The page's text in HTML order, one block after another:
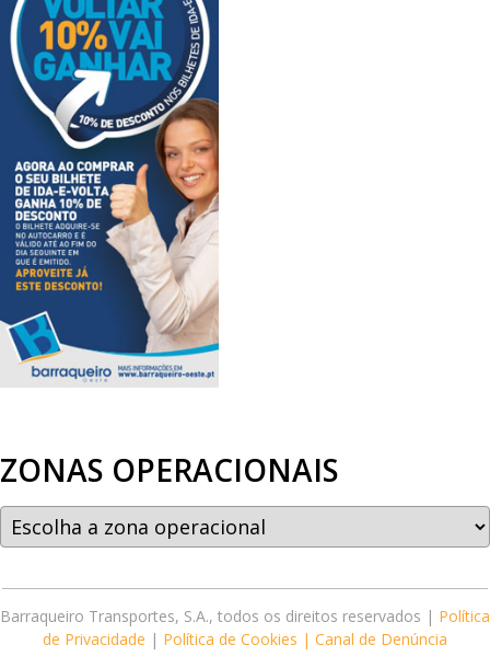
ZONAS OPERACIONAIS
Barraqueiro Transportes, S.A., todos os direitos reservados | Política
de Privacidade | Política de Cookies | Canal de Denúncia